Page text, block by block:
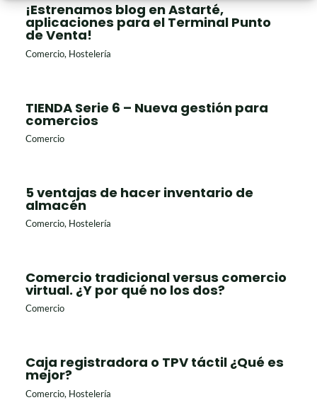
¡Estrenamos blog en Astarté,
aplicaciones para el Terminal Punto
de Venta!
Comercio, Hostelería
TIENDA Serie 6 – Nueva gestión para
comercios
Comercio
5 ventajas de hacer inventario de
almacén
Comercio, Hostelería
Comercio tradicional versus comercio
virtual. ¿Y por qué no los dos?
Comercio
Caja registradora o TPV táctil ¿Qué es
mejor?
Comercio, Hostelería